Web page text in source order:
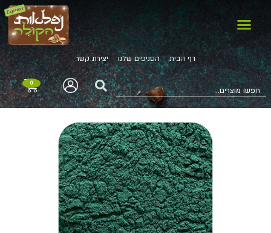
דף הבית הסניפים שלנו יצירת קשר
0